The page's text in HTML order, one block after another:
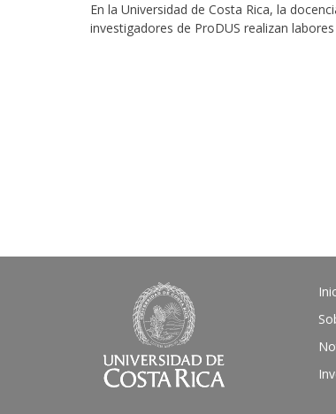
En la Universidad de Costa Rica, la
investigadores de ProDUS realizan